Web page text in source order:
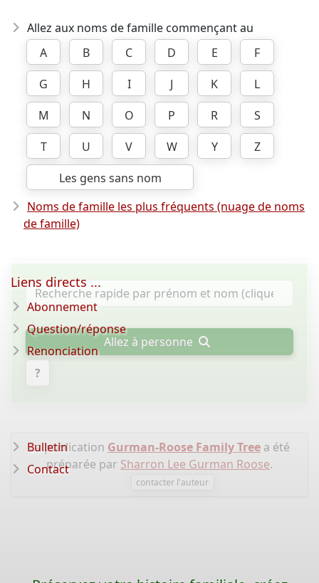
Allez aux noms de famille commençant au
A
B C D E
F
G
H I J K
L
M
N O P R
S
T
U V W Y
Z
Les gens sans nom
Noms de famille les plus fréquents (nuage de noms
de famille)
Allez à personne
?
La publication Gurman-Roose Family Tree a été
préparée par Sharron Lee Gurman Roose.
contacter l'auteur
Liens directs ...
Abonnement
Question/réponse
Renonciation
Bulletin
Contact